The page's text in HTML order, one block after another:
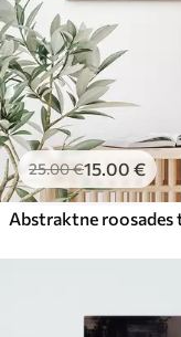
25.00€15.00 €